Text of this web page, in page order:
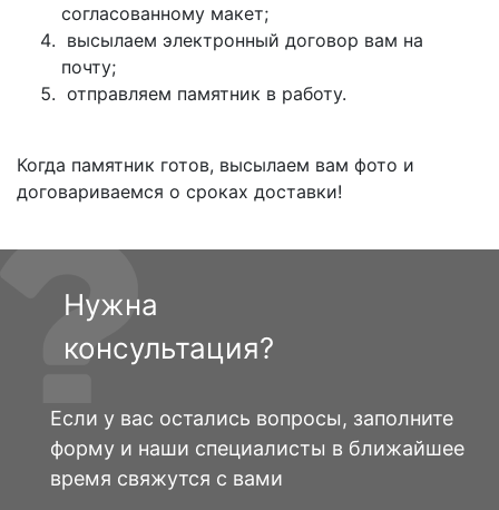
согласованному макет;
высылаем электронный договор вам на
почту;
отправляем памятник в работу.
Когда памятник готов, высылаем вам фото и
договариваемся о сроках доставки!
Нужна
консультация?
Если у вас остались вопросы, заполните
форму и наши специалисты в ближайшее
время свяжутся с вами